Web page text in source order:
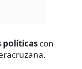
políticas con